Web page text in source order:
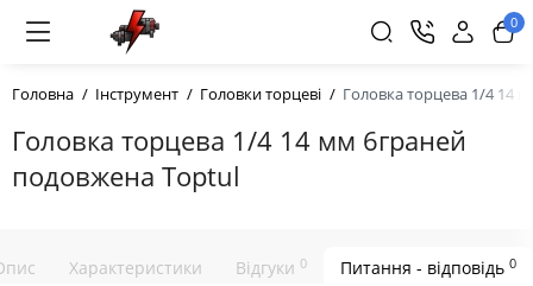
0
Головна Інструмент Головки торцеві Головка торцева 1/4 14
Головка торцева 1/4 14 мм 6граней
подовжена Toptul
Характеристики Відгуки 0 Питання - відповідь 0